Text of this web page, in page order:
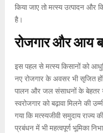
किया जाए तो मत्स्य उत्पादन और
है।
रोजगार और आय
इस पहल से मत्स्य किसानों को
नए रोजगार के अवसर भी सृजित
पालन और जल संसाधनों के बेहतर
स्वरोजगार को बढ़ावा मिलने की
गया कि मत्स्यजीवी समुदाय राज्य
प्रबंधन में भी महत्वपूर्ण भूमिका